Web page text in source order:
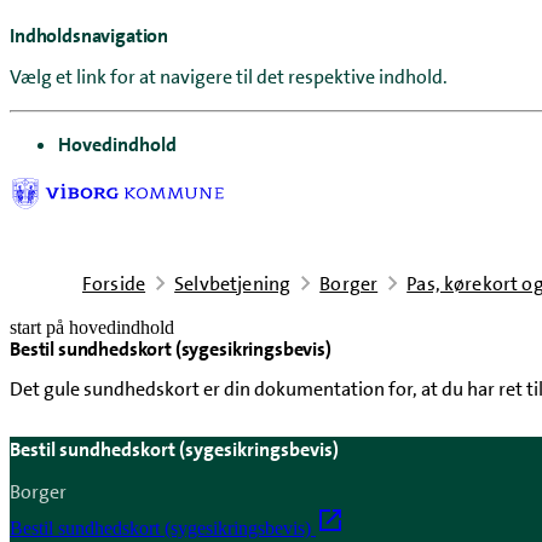
Indholdsnavigation
Vælg et link for at navigere til det respektive indhold.
gå til
Hovedindhold
Forside Selvbetjening Borger Pas, kørekort
start på hovedindhold
Bestil sundhedskort (sygesikringsbevis)
Det gule sundhedskort er din dokumentation for, at du har ret
senest opdateret 22. april 2026
Bestil sundhedskort (sygesikringsbevis)
Borger
Bestil sundhedskort (sygesikringsbevis)